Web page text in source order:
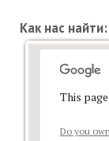
Как нас найти:
This
Do you